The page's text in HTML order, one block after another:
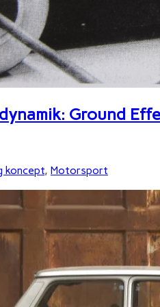
Ground
koncept, Motorsport